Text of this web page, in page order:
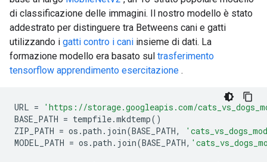
di classificazione delle immagini. Il nostro modello è stato
addestrato per distinguere tra Betweens cani e gatti
utilizzando i gatti contro i cani insieme di dati. La
formazione modello era basato sul trasferimento
tensorflow apprendimento esercitazione .
URL =
'https://storage.googleapis.com/
BASE_PATH = tempfile.mkdtemp()
ZIP_PATH = os .path . join(BASE_PATH,
MODEL_PATH = os .path . join(BASE_PATH,